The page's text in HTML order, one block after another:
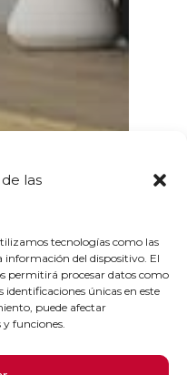
las
tecnologías como las
información del dispositivo. El
permitirá procesar datos como
únicas en este
puede afectar
funciones.